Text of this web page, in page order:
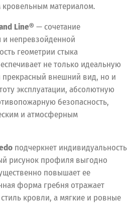
материалом.
Line® — сочетание
непревзойденной
геометрии стыка
не только идеальную
прекрасный внешний вид, но и
эксплуатации, абсолютную
безопасность,
и атмосферным
подчеркнет индивидуальность
рисунок профиля выгодно
повышает ее
форма гребня отражает
кровли, а мягкие и ровные